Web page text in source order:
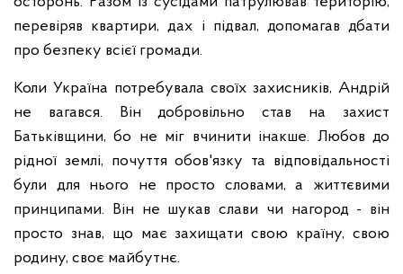
перевіряв квартири, дах і підвал, допомагав дбати
про безпеку всієї громади.
Коли Україна потребувала своїх захисників, Андрій
не вагався. Він добровільно став на захист
Батьківщини, бо не міг вчинити інакше. Любов до
рідної землі, почуття обов'язку та відповідальності
були для нього не просто словами, а життєвими
принципами. Він не шукав слави чи нагород - він
просто знав, що має захищати свою країну, свою
родину, своє майбутнє.